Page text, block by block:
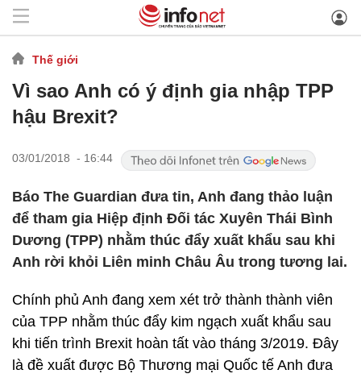
Thế giới
Vì sao Anh có ý định gia nhập TPP
hậu Brexit?
03/01/2018 - 16:44
Báo The Guardian đưa tin, Anh đang thảo luận
để tham gia Hiệp định Đối tác Xuyên Thái Bình
Dương (TPP) nhằm thúc đẩy xuất khẩu sau khi
Anh rời khỏi Liên minh Châu Âu trong tương lai.
Chính phủ Anh đang xem xét trở thành thành viên
của TPP nhằm thúc đẩy kim ngạch xuất khẩu sau
khi tiến trình Brexit hoàn tất vào tháng 3/2019. Đây
là đề xuất được Bộ Thương mại Quốc tế Anh đưa